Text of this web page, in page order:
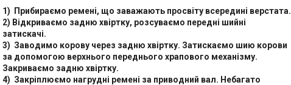
1) Прибираємо ремені, що заважають просвіту всередині верстата.
2) Відкриваємо задню хвіртку, розсуваємо передні шийні
затискачі.
3) Заводимо корову через задню хвіртку. Затискаємо шию корови
за допомогою верхнього переднього храпового механізму.
Закриваємо задню хвіртку.
4) Закріплюємо нагрудні ремені за приводний вал. Небагато